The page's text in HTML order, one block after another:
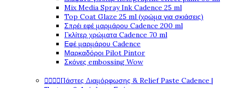
Mix Media Spray Ink Cadence 25 ml
Top Coat Glaze 25 ml (χρώμα για σκιάσεις)
Σπρέι εφέ μαρμάρου Cadence 200 ml
Γκλίτερ χρώματα Cadence 70 ml
Εφέ μαρμάρου Cadence
Μαρκαδόροι Pilot Pintor
Σκόνες embossing Wow
   Πάστες Διαμόρφωσης & Relief Paste Cadence |